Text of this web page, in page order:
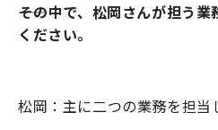
――その中で、松岡さんが担う
ください。
松岡：主に二つの業務を担当